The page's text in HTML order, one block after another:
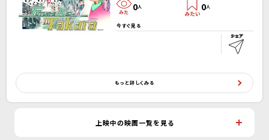
0人 0人
今すぐ見る
もっと詳しくみる
上映中の映画一覧を見る